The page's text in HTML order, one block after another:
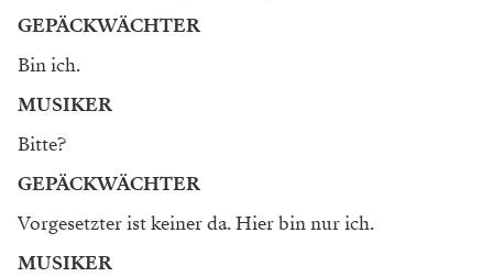
GEPÄCKWÄCHTER
Bin ich.
MUSIKER
Bitte?
GEPÄCKWÄCHTER
Vorgesetzter ist keiner da. Hier bin nur ich.
MUSIKER